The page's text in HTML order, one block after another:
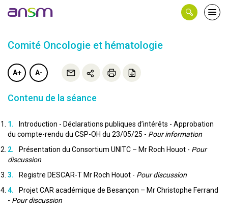
Comité Oncologie et hématologie
A+ A-
Contenu de la séance
Introduction - Déclarations publiques d’intérêts - Approbation
du compte-rendu du CSP-OH du 23/05/25 - Pour information
Présentation du Consortium UNITC – Mr Roch Houot - Pour
discussion
Registre DESCAR-T Mr Roch Houot - Pour discussion
Projet CAR académique de Besançon – Mr Christophe Ferrand
- Pour discussion